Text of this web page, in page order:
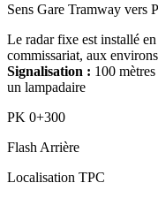
Sens Gare Tramway vers
Le radar fixe est installé
commissariat, aux
Signalisation : 100
un lampadaire
PK 0+300
Flash Arrière
Localisation TPC